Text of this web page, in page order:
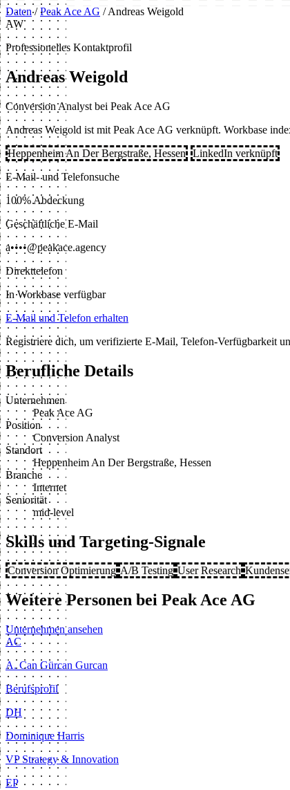
Daten / Peak Ace AG / Andreas Weigold
AW
Professionelles Kontaktprofil
Andreas Weigold
Conversion Analyst bei Peak Ace AG
Andreas Weigold ist mit Peak Ace AG verknüpft. Workbase
Heppenheim An Der Bergstraße, Hessen
LinkedIn verknüpft
E-Mail- und Telefonsuche
100% Abdeckung
Geschäftliche E-Mail
a••••@peakace.agency
Direkttelefon
In Workbase verfügbar
E-Mail und Telefon erhalten
Registriere dich, um verifizierte E-Mail, Telefon-Verfügbarkeit
Berufliche Details
Unternehmen
Peak Ace AG
Position
Conversion Analyst
Standort
Heppenheim An Der Bergstraße, Hessen
Branche
Internet
Seniorität
mid-level
Skills und Targeting-Signale
Conversion Optimierung A/B Testing User Research
Weitere Personen bei Peak Ace AG
Unternehmen ansehen
AC
A. Can Gürcan Gurcan
Berufsprofil
DH
Dominique Harris
VP Strategy & Innovation
EP